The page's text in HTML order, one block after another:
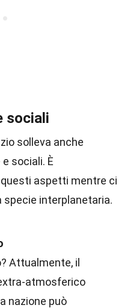
sociali
solleva anche
sociali. È
aspetti mentre ci
specie interplanetaria.
Attualmente, il
atmosferico
nazione può